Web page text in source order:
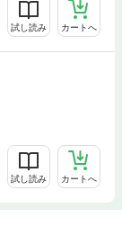
試し読み カートへ
試し読み カートへ